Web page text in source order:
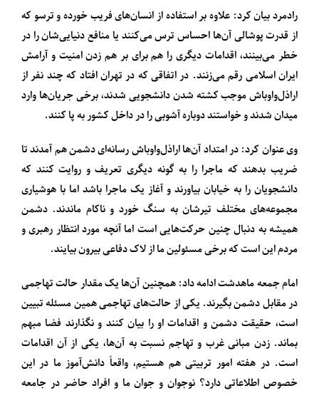
رادمرد بیان کرد: علاوه بر استفاده از انسان‌های فریب خورده و ترسو که
از قدرت پوشالی آن‌ها احساس ترس می‌کنند یا منافع دنیایی‌شان را در
خطر می‌بینند، اقدامات دیگری را هم برای بر هم زدن امنیت و آرامش
ایران اسلامی رقم می‌زنند. در اتفاقی که در تهران افتاد که چند نفر از
اراذل‌واوباش موجب کشته شدن دانشجویی شدند، برخی جریان‌ها وارد
میدان شدند و خواستند دوباره آشوبی را در داخل کشور به پا کنند.
وی عنوان کرد: در امتداد آن‌ها اراذل‌واوباش رسانه‌ای دشمن هم آمدند تا
ضریب بدهند که ماجرا را به گونه دیگری تعریف و روایت کنند که
دانشجویان را به خیابان بیاورند و آغاز یک ماجرا باشد اما با هوشیاری
مجموعه‌های مختلف تیرشان به سنگ خورد و ناکام ماندند. دشمن
همیشه به دنبال چنین حرکت‌هایی است اما آنچه مورد انتظار رهبری و
مردم این است که برخی مسئولین ما از لاک دفاعی بیرون بیایند.
امام جمعه ماهدشت ادامه داد: همچنین آن‌ها یک مقدار حالت تهاجمی
در مقابل دشمن بگیرند. یکی از حالت‌های تهاجمی همین مسئله تبیین
است، حقیقت دشمن و اقدامات او را بیان کنند و نگذارند فضا مبهم
بماند. زدن مبانی غرب و تهاجم نسبت به آن‌ها، یکی از آن اقدامات
است. در هفته امور تربیتی هم هستیم، واقعاً دانش‌آموز ما در این
خصوص اطلاعاتی دارد؟ نوجوان و جوان ما و افراد حاضر در جامعه